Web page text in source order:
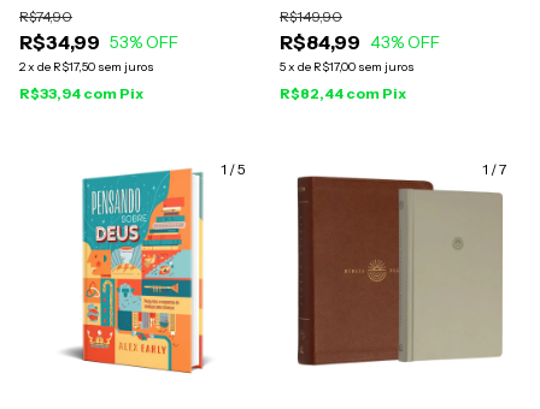
R$34,99
R$74,90
53% OFF
2x de R$17,50 sem juros
R$33,94 com Pix
R$84,99
R$149,90
43% OFF
5x de R$17,00 sem juros
R$82,44 com Pix
1 /5 1 /7